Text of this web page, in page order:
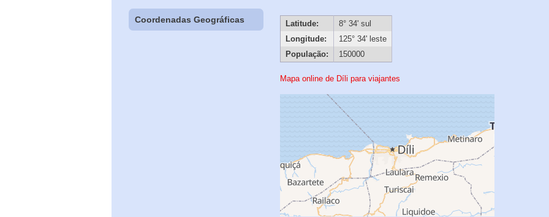
Coordenadas Geográficas Latitude:
8° 34' sul
Longitude:
125° 34' leste
População:
150000
Mapa online de Díli para viajantes